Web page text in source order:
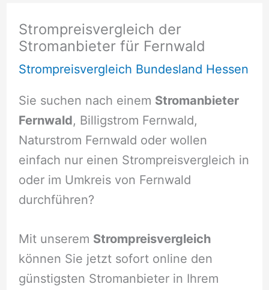
Strompreisvergleich der
Stromanbieter für Fernwald
Strompreisvergleich Bundesland Hessen
Sie suchen nach einem Stromanbieter
Fernwald, Billigstrom Fernwald,
Naturstrom Fernwald oder wollen
einfach nur einen Strompreisvergleich in
oder im Umkreis von Fernwald
durchführen?
Mit unserem Strompreisvergleich
können Sie jetzt sofort online den
günstigsten Stromanbieter in Ihrem